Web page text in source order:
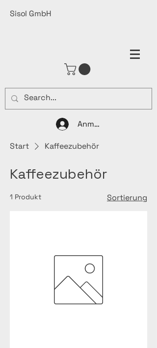
Sisol GmbH
Anmelden
Start Kaffeezubehör
Kaffeezubehör
1 Produkt Sortierung